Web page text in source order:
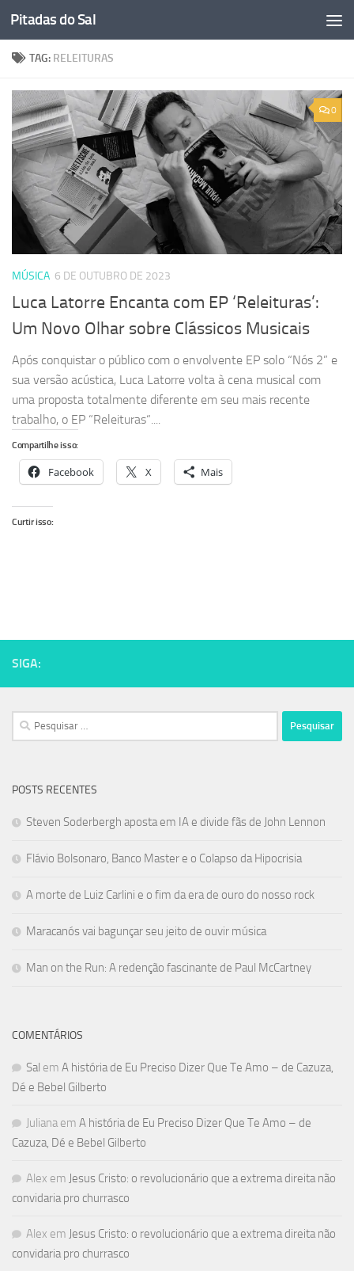
Skip to content
Pitadas do Sal
TAG: RELEITURAS
0
MÚSICA 6 DE OUTUBRO DE 2023
Luca Latorre Encanta com EP ‘Releituras’:
Um Novo Olhar sobre Clássicos Musicais
Após conquistar o público com o envolvente EP solo “Nós 2” e
sua versão acústica, Luca Latorre volta à cena musical com
uma proposta totalmente diferente em seu mais recente
trabalho, o EP “Releituras“....
Compartilhe isso:
Facebook X Mais
Curtir isso:
SIGA:
Pesquisar
por:
POSTS RECENTES
Steven Soderbergh aposta em IA e divide fãs de John Lennon
Flávio Bolsonaro, Banco Master e o Colapso da Hipocrisia
A morte de Luiz Carlini e o fim da era de ouro do nosso rock
Maracanós vai bagunçar seu jeito de ouvir música
Man on the Run: A redenção fascinante de Paul McCartney
COMENTÁRIOS
Sal em A história de Eu Preciso Dizer Que Te Amo – de Cazuza,
Dé e Bebel Gilberto
Juliana em A história de Eu Preciso Dizer Que Te Amo – de
Cazuza, Dé e Bebel Gilberto
Alex em Jesus Cristo: o revolucionário que a extrema direita não
convidaria pro churrasco
Alex em Jesus Cristo: o revolucionário que a extrema direita não
convidaria pro churrasco